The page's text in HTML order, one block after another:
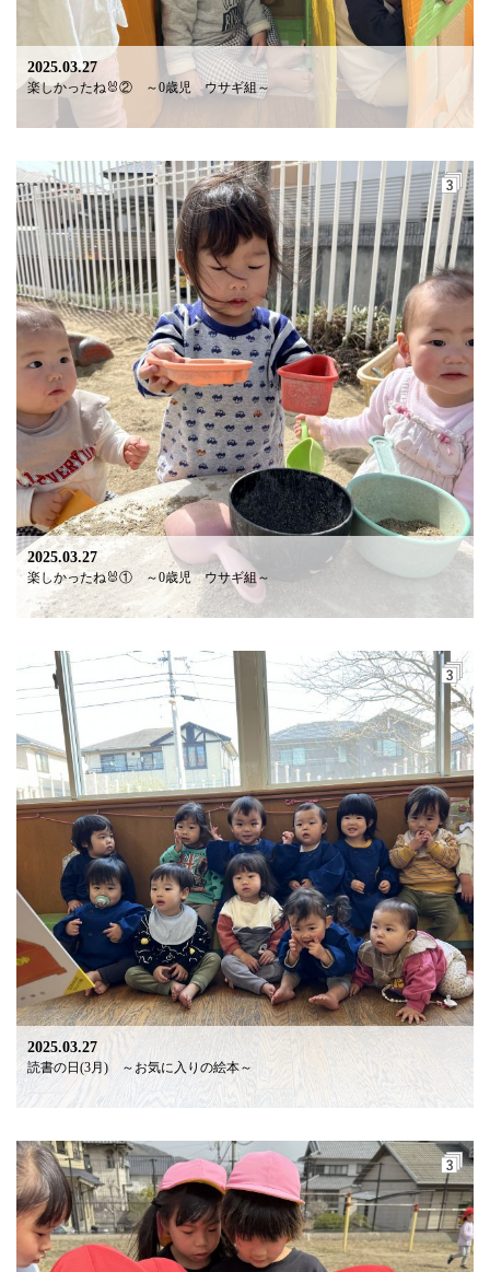
2025.03.27
楽しかったね🐰② ～0歳児 ウサギ組～
2025.03.27
楽しかったね🐰① ～0歳児 ウサギ組～
2025.03.27
読書の日(3月) ～お気に入りの絵本～